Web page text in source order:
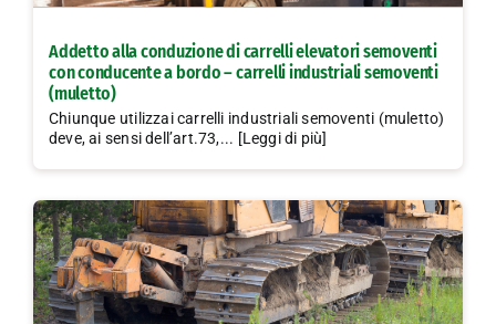
Addetto alla conduzione di carrelli elevatori semoventi
con conducente a bordo – carrelli industriali semoventi
(muletto)
Chiunque utilizzai carrelli industriali semoventi (muletto)
deve, ai sensi dell’art.73,... [Leggi di più]